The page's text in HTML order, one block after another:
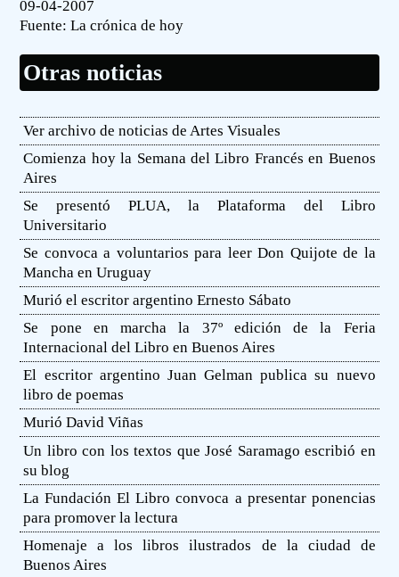
09-04-2007
Fuente:La crónica de hoy
Otras noticias
Ver archivo de noticias de Artes Visuales
Comienza hoy la Semana del Libro Francés en Buenos
Aires
Se presentó PLUA, la Plataforma del Libro
Universitario
Se convoca a voluntarios para leer Don Quijote de la
Mancha en Uruguay
Murió el escritor argentino Ernesto Sábato
Se pone en marcha la 37º edición de la Feria
Internacional del Libro en Buenos Aires
El escritor argentino Juan Gelman publica su nuevo
libro de poemas
Murió David Viñas
Un libro con los textos que José Saramago escribió en
su blog
La Fundación El Libro convoca a presentar ponencias
para promover la lectura
Homenaje a los libros ilustrados de la ciudad de
Buenos Aires